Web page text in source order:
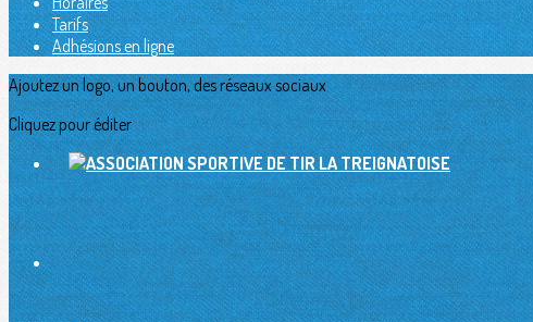
Tarifs
Adhésions en ligne
Ajoutez un logo, un bouton, des réseaux sociaux
Cliquez pour éditer